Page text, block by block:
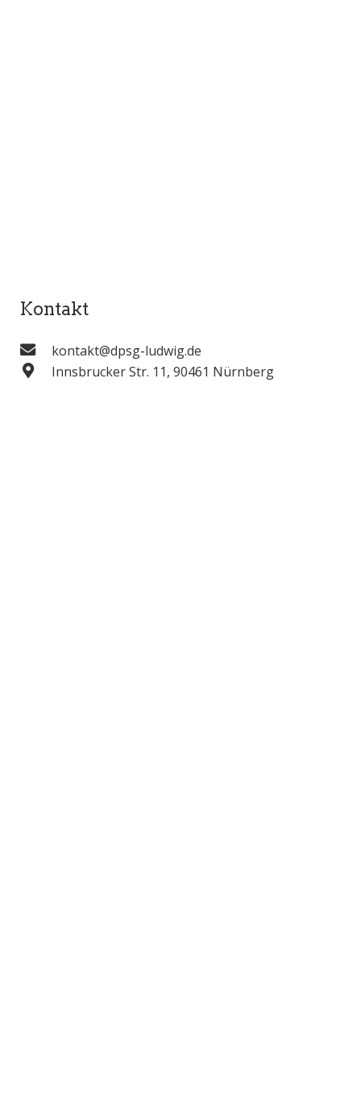
Kontakt
kontakt@dpsg-ludwig.de
Innsbrucker Str. 11, 90461 Nürnberg